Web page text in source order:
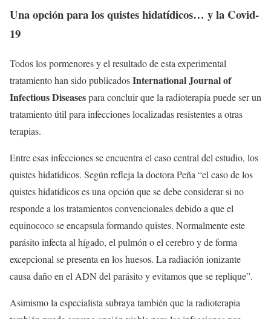
Una opción para los quistes hidatídicos… y la Covid-
19
Todos los pormenores y el resultado de esta experimental
tratamiento han sido publicadosInternational Journal of
Infectious Diseasespara concluir que la radioterapia puede ser un
tratamiento útil para infecciones localizadas resistentes a otras
terapias.
Entre esas infecciones se encuentra el caso central del estudio, los
quistes hidatídicos. Según refleja la doctora Peña “el caso de los
quistes hidatídicos es una opción que se debe considerar si no
responde a los tratamientos convencionales debido a que el
equinococo se encapsula formando quistes. Normalmente este
parásito infecta al hígado, el pulmón o el cerebro y de forma
excepcional se presenta en los huesos. La radiación ionizante
causa daño en el ADN del parásito y evitamos que se replique”.
Asimismo la especialista subraya también que la radioterapia